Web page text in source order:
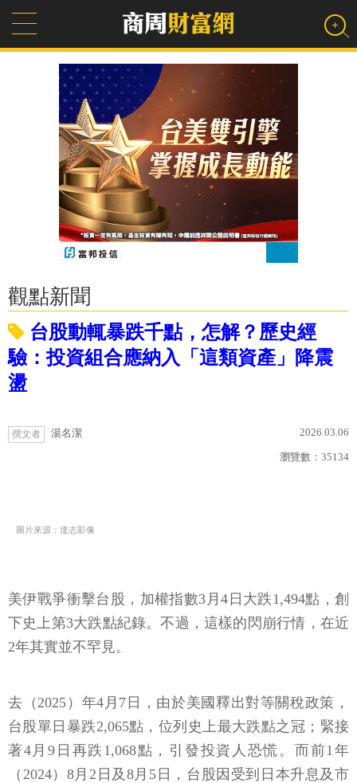
觀點新聞
台股動輒暴跌千點，怎解？歷史經
驗：投資組合應納入「這類資產」降震
盪
撰文者 湯名潔 2026.03.06
瀏覽數： 35134
圖片來源：達志影像
美伊戰爭衝擊台股，加權指數3月4日大跌1,494點，創
下史上第3大跌點紀錄。不過，這樣的閃崩行情，在近
2年其實並不罕見。
去（2025）年4月7日，由於美國釋出對等關稅政策，
台股單日暴跌2,065點，位列史上最大跌點之冠；緊接
著4月9日再跌1,068點，引發投資人恐慌。而前1年
（2024）8月2日及8月5日，台股因受到日本升息及市